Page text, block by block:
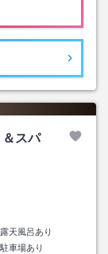
スパ
露天風呂あり
駐車場あり